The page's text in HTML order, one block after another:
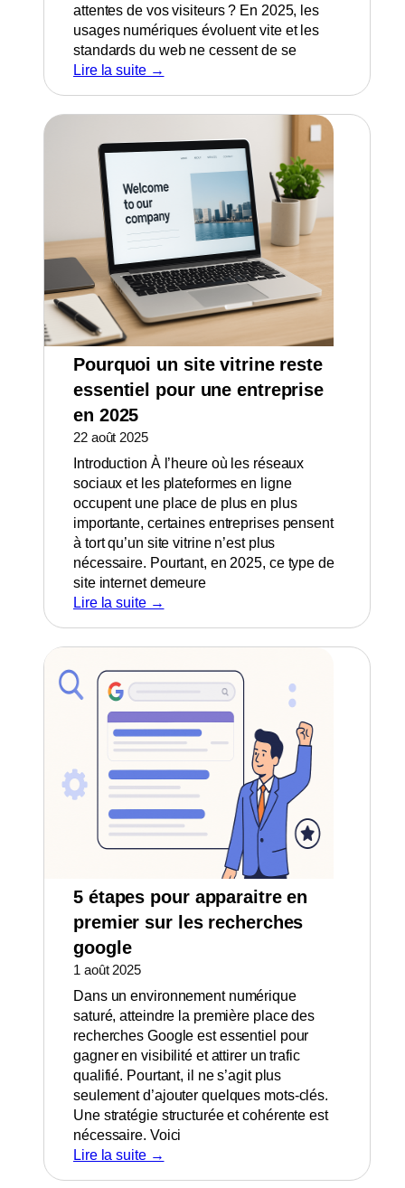
attentes de vos visiteurs ? En 2025, les
usages numériques évoluent vite et les
standards du web ne cessent de se
Lire la suite →
Pourquoi un site vitrine reste
essentiel pour une entreprise
en 2025
22 août 2025
Introduction À l’heure où les réseaux
sociaux et les plateformes en ligne
occupent une place de plus en plus
importante, certaines entreprises pensent
à tort qu’un site vitrine n’est plus
nécessaire. Pourtant, en 2025, ce type de
site internet demeure
Lire la suite →
5 étapes pour apparaitre en
premier sur les recherches
google
1 août 2025
Dans un environnement numérique
saturé, atteindre la première place des
recherches Google est essentiel pour
gagner en visibilité et attirer un trafic
qualifié. Pourtant, il ne s’agit plus
seulement d’ajouter quelques mots-clés.
Une stratégie structurée et cohérente est
nécessaire. Voici
Lire la suite →